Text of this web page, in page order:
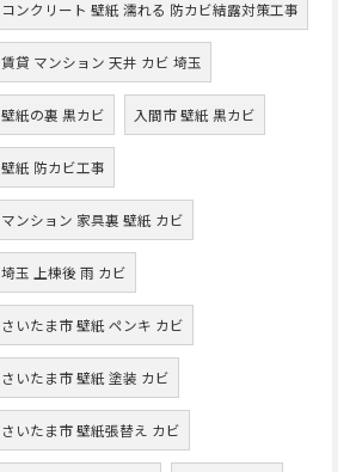
コンクリート 壁紙 濡れる 防カビ結露対策工事
賃貸 マンション 天井 カビ 埼玉
壁紙の裏 黒カビ 入間市 壁紙 黒カビ
壁紙 防カビ工事
マンション 家具裏 壁紙 カビ
埼玉 上棟後 雨 カビ
さいたま市 壁紙 ペンキ カビ
さいたま市 壁紙 塗装 カビ
さいたま市 壁紙張替え カビ